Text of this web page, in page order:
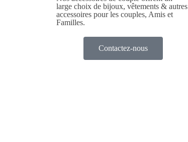
large choix de bijoux, vêtements & autres
accessoires pour les couples, Amis et
Familles.
Contactez-nous